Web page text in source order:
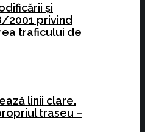
și
2001 privind
traficului de
linii clare.
traseu –